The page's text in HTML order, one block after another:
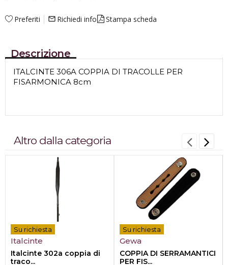
Preferiti mail_outline Richiedi info Stampa scheda
Descrizione
ITALCINTE 306A COPPIA DI TRACOLLE PER
FISARMONICA 8cm
Altro dalla categoria
Su richiesta
Italcinte
Italcinte 302a coppia di
traco...
Su richiesta
Gewa
COPPIA DI SERRAMANTICI
PER FIS...